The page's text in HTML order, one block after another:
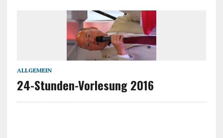
ALLGEMEIN
24-Stunden-Vorlesung 2016